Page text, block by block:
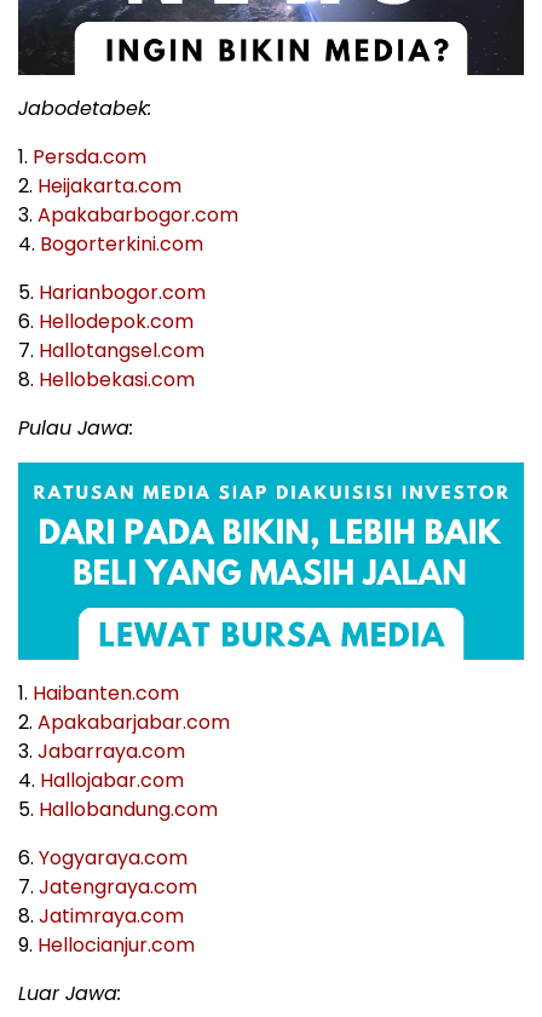
Jabodetabek:
1. Persda.com
2. Heijakarta.com
3. Apakabarbogor.com
4. Bogorterkini.com
5. Harianbogor.com
6. Hellodepok.com
7. Hallotangsel.com
8. Hellobekasi.com
Pulau Jawa:
1. Haibanten.com
2. Apakabarjabar.com
3. Jabarraya.com
4. Hallojabar.com
5. Hallobandung.com
6. Yogyaraya.com
7. Jatengraya.com
8. Jatimraya.com
9. Hellocianjur.com
Luar Jawa: